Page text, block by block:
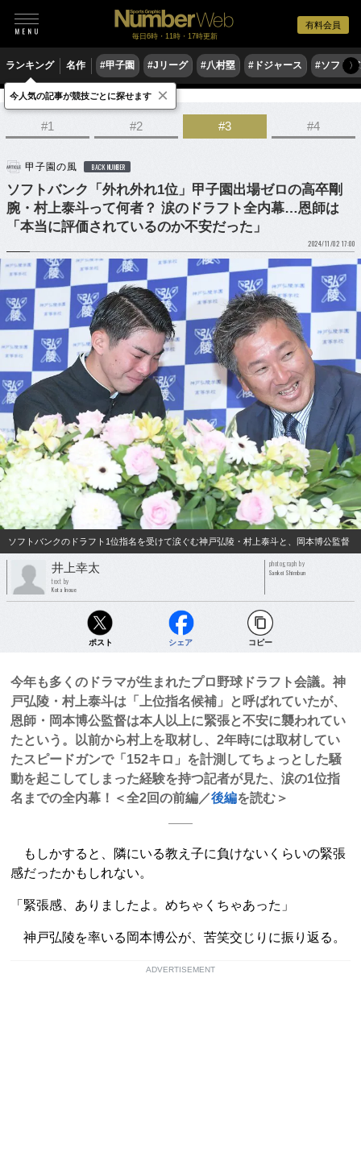
有料会員
毎日6時・11時・17時更新
ランキング 名作 #甲子園 #Jリーグ #八村塁 #ドジャース #ソフト〉
野球 プロ野球 ドラフト会議
#1 #2 #3 #4
甲子園の風 BACK NUMBER
ソフトバンク「外れ外れ1位」甲子園出場ゼロの高卒剛
腕・村上泰斗って何者？ 涙のドラフト全内幕…恩師は
「本当に評価されているのか不安だった」
2024/11/02 17:00
ソフトバンクのドラフト1位指名を受けて涙ぐむ神戸弘陵・村上泰斗と、岡本博公監督
井上幸太
text by
Kota Inoue
photograph by
Sankei Shimbun
ポスト シェア コピー
今年も多くのドラマが生まれたプロ野球ドラフト会議。神
戸弘陵・村上泰斗は「上位指名候補」と呼ばれていたが、
恩師・岡本博公監督は本人以上に緊張と不安に襲われてい
たという。以前から村上を取材し、2年時には取材してい
たスピードガンで「152キロ」を計測してちょっとした騒
動を起こしてしまった経験を持つ記者が見た、涙の1位指
名までの全内幕！＜全2回の前編／後編を読む＞
もしかすると、隣にいる教え子に負けないくらいの緊張
感だったかもしれない。
「緊張感、ありましたよ。めちゃくちゃあった」
神戸弘陵を率いる岡本博公が、苦笑交じりに振り返る。
ADVERTISEMENT
今人気の記事が競技ごとに探せます ×